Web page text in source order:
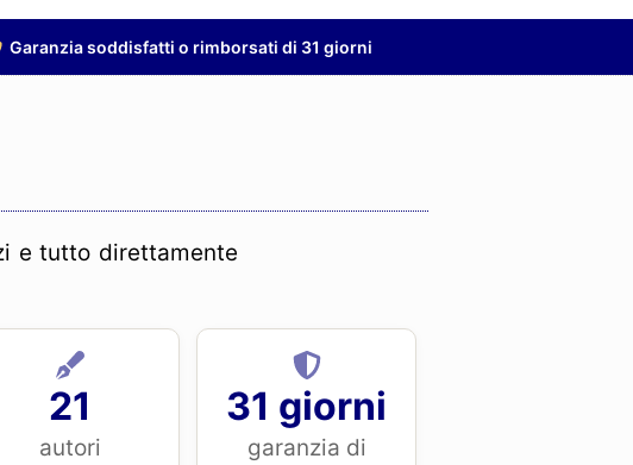
Garanzia soddisfatti o rimborsati di 31 giorni
e tutto direttamente
21
autori
31 giorni
garanzia di